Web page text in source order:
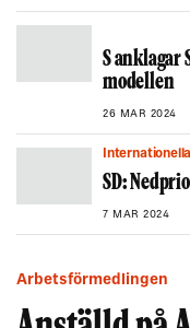
S anklagar
modellen
26 MAR 2024
SD:
7 MAR 2024
Arbetsförmedlingen